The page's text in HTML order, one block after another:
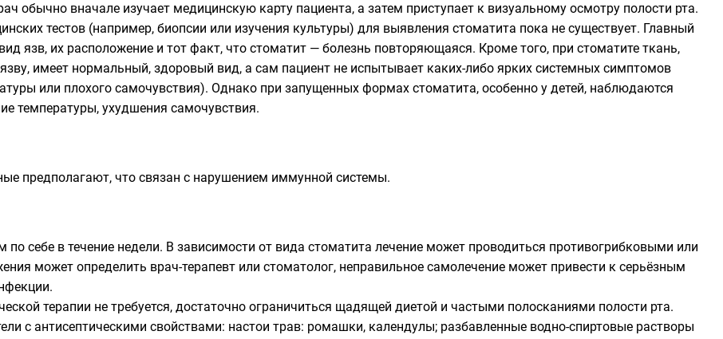
обычно вначале изучает медицинскую карту пациента, а затем приступает к визуальному осмотру полости рта.
тестов (например, биопсии или изучения культуры) для выявления стоматита пока не существует. Главный
язв, их расположение и тот факт, что стоматит — болезнь повторяющаяся. Кроме того, при стоматите ткань,
имеет нормальный, здоровый вид, а сам пациент не испытывает каких-либо ярких системных симптомов
или плохого самочувствия). Однако при запущенных формах стоматита, особенно у детей, наблюдаются
температуры, ухудшения самочувствия.
предполагают, что связан с нарушением иммунной системы.
по себе в течение недели. В зависимости от вида стоматита лечение может проводиться противогрибковыми или
может определить врач-терапевт или стоматолог, неправильное самолечение может привести к серьёзным
терапии не требуется, достаточно ограничиться щадящей диетой и частыми полосканиями полости рта.
с антисептическими свойствами: настои трав: ромашки, календулы; разбавленные водно-спиртовые растворы